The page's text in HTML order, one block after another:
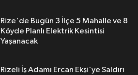
Rize'de Bugün 3 İlçe 5 Mahalle ve 8
Köyde Planlı Elektrik Kesintisi
Yaşanacak
Rizeli İş Adamı Ercan Ekşi'ye Saldırı